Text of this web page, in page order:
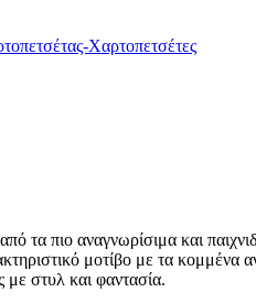
Χαρτοπετσέτες
τα πιο αναγνωρίσιμα και
μοτίβο με τα κομμένα
με στυλ και φαντασία.